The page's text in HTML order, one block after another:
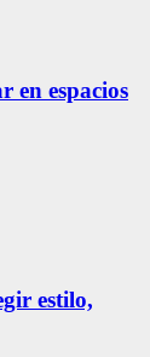
en espacios
estilo,